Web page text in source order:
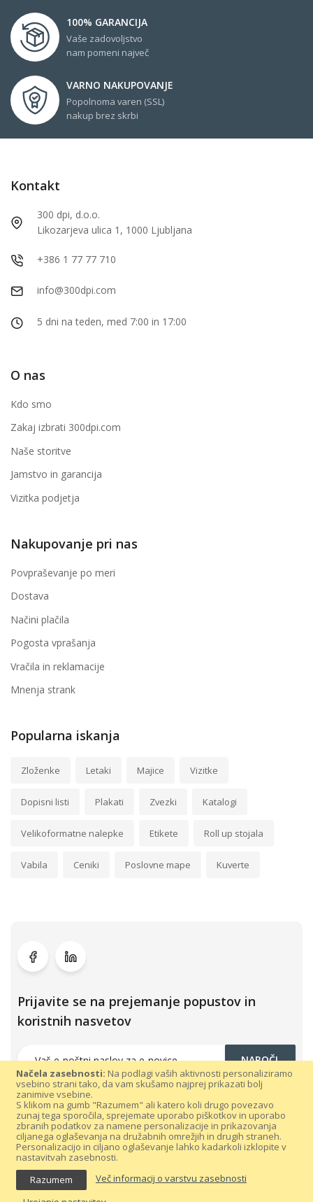
Načela zasebnosti: Na podlagi vaših aktivnosti personaliziramo
vsebino strani tako, da vam skušamo najprej prikazati bolj
zanimive vsebine.
S klikom na gumb "Razumem" ali katero koli drugo povezavo
zunaj tega sporočila, sprejemate uporabo piškotkov in uporabo
zbranih podatkov za namene personalizacije in prikazovanja
ciljanega oglaševanja na družabnih omrežjih in drugih straneh.
Personalizacijo in ciljano oglaševanje lahko kadarkoli izklopite v
nastavitvah zasebnosti.
Razumem
Več informacij o varstvu zasebnosti
100% GARANCIJA
Vaše zadovoljstvo
nam pomeni največ
VARNO NAKUPOVANJE
Popolnoma varen (SSL)
nakup brez skrbi
Kontakt
300 dpi, d.o.o.
Likozarjeva ulica 1, 1000 Ljubljana
+386 1 77 77 710
info@300dpi.com
5 dni na teden, med 7:00 in 17:00
O nas
Kdo smo
Zakaj izbrati 300dpi.com
Naše storitve
Jamstvo in garancija
Vizitka podjetja
Nakupovanje pri nas
Povpraševanje po meri
Dostava
Načini plačila
Pogosta vprašanja
Vračila in reklamacije
Mnenja strank
Popularna iskanja
Zloženke Letaki Majice Vizitke
Dopisni listi Plakati Zvezki Katalogi
Velikoformatne nalepke Etikete Roll up stojala
Vabila Ceniki Poslovne mape Kuverte
Prijavite se na prejemanje popustov in
koristnih nasvetov
NAROČI
Vse pravice pridržane 300dpi.com © 2021 |
Splošni pogoji poslovanja
|Varovanje podatkov